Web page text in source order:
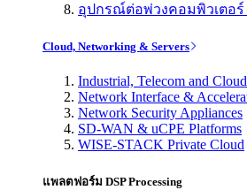
อุปกรณ์ต่อพ่วงคอมพิวเตอ
Cloud, Networking & Servers
Industrial, Telecom and
Network Interface &
Network Security Appliances
SD-WAN & uCPE Platforms
WISE-STACK Private Cloud
แพลตฟอร์ม DSP Processing